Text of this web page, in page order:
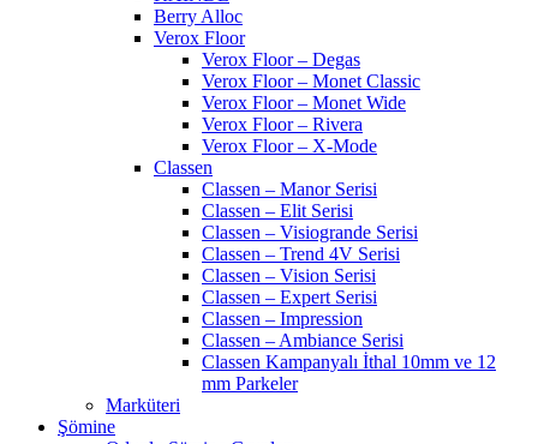
Berry Alloc
Verox Floor
Verox Floor – Degas
Verox Floor – Monet Classic
Verox Floor – Monet Wide
Verox Floor – Rivera
Verox Floor – X-Mode
Classen
Classen – Manor Serisi
Classen – Elit Serisi
Classen – Visiogrande Serisi
Classen – Trend 4V Serisi
Classen – Vision Serisi
Classen – Expert Serisi
Classen – Impression
Classen – Ambiance Serisi
Classen Kampanyalı İthal 10mm ve 12
mm Parkeler
Marküteri
Şömine